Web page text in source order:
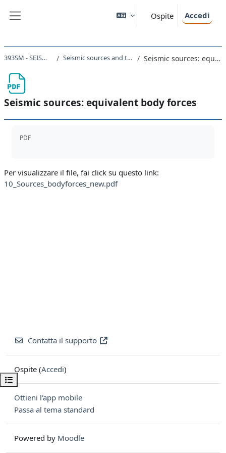
Ospite Accedi
Apri indice del corso
393SM - SEISMOLOGY 2024 Seismic sources and their representation Seismic sources: equivalent body forces
Seismic sources: equivalent body forces
PDF
Per visualizzare il file, fai click su questo link:
10_Sources_bodyforces_new.pdf
Contatta il supporto
Ospite (Accedi)
Ottieni l'app mobile
Passa al tema standard
Powered by Moodle